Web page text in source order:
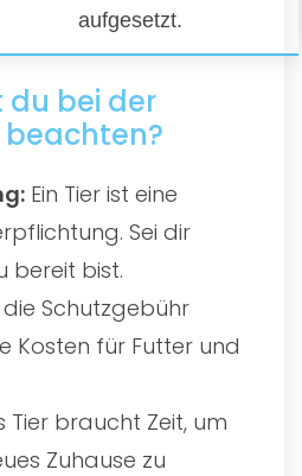
aufgesetzt.
du bei der
Ein Tier ist eine
Sei dir
bereit bist.
Schutzgebühr
Kosten für Futter und
Tier braucht Zeit, um
Zuhause zu